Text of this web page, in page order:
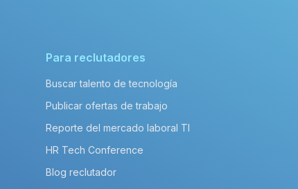
Para reclutadores
Buscar talento de tecnología
Publicar ofertas de trabajo
Reporte del mercado laboral TI
HR Tech Conference
Blog reclutador